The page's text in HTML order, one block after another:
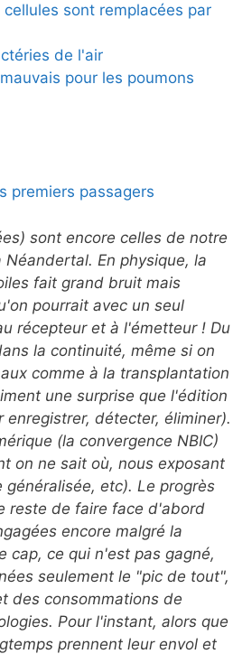
sont remplacées par
de l'air
pour les poumons
premiers passagers
sont encore celles de notre
En physique, la
fait grand bruit mais
on pourrait avec un seul
récepteur et à l'émetteur ! Du
la continuité, même si on
comme à la transplantation
une surprise que l'édition
enregistrer, détecter, éliminer).
(la convergence NBIC)
on ne sait où, nous exposant
etc). Le progrès
reste de faire face d'abord
encore malgré la
cap, ce qui n'est pas gagné,
seulement le "pic de tout",
des consommations de
Pour l'instant, alors que
prennent leur envol et